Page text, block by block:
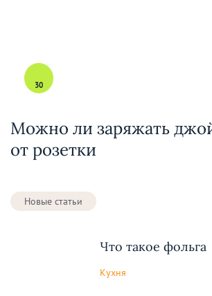
30
Можно ли заряжать
от розетки
Новые статьи
Что такое фольга
Кухня